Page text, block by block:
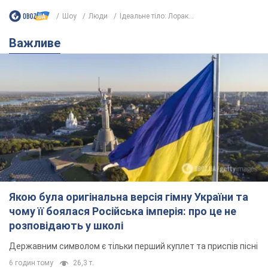
Якою була оригінальна версія гімну України та
чому її боялася Російська імперія: про це не
Державним символом є тільки перший куплет та приспів пісні
6 годин тому 26,3 т.
Олександру Пономарьову – 53: що
відомо про трьох дітей секс-
символа 90-х та який вигляд вони
За розвитком кар'єри артист не забував про
особисте щастя
11 годин тому
У ПриватБанку розповіли, чи дійсні
долари 1996 року: чи приймають